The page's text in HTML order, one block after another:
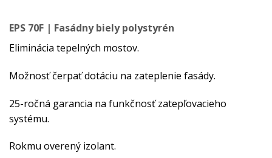
EPS 70F | Fasádny biely polystyrén
Eliminácia tepelných mostov.
Možnosť čerpať dotáciu na zateplenie fasády.
25-ročná garancia na funkčnosť zatepľovacieho
systému.
Rokmu overený izolant.